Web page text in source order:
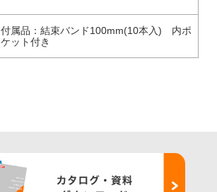
付属品：結束バンド100mm(10本入) 内ポ
ケット付き